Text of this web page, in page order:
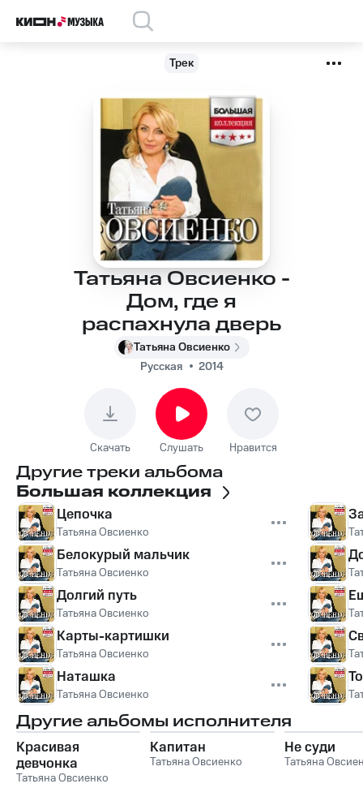
Трек
Татьяна Овсиенко -
Дом, где я
распахнула дверь
Татьяна Овсиенко
Русская
2014
Скачать Слушать Нравится
Другие треки альбома
Большая коллекция
Цепочка
Татьяна Овсиенко
Белокурый мальчик
Татьяна Овсиенко
Долгий путь
Татьяна Овсиенко
Карты-картишки
Татьяна Овсиенко
Наташка
Татьяна Овсиенко
Другие альбомы исполнителя
Красивая
девчонка
Татьяна Овсиенко
Капитан
Татьяна Овсиенко
Не суди
Татьяна